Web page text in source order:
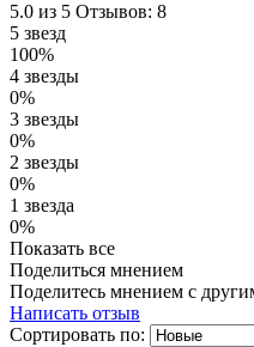
5.0 из 5 Отзывов: 8
5 звезд
100%
4 звезды
0%
3 звезды
0%
2 звезды
0%
1 звезда
0%
Показать все
Поделиться мнением
Поделитесь мнением с
Написать отзыв
Сортировать по: